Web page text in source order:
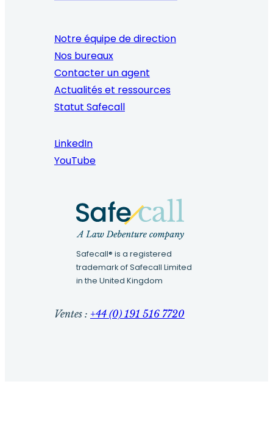
Notre équipe de direction
Nos bureaux
Contacter un agent
Actualités et ressources
Statut Safecall
LinkedIn
YouTube
Safecall® is a registered
trademark of Safecall Limited
in the United Kingdom
Ventes : +44 (0) 191 516 7720